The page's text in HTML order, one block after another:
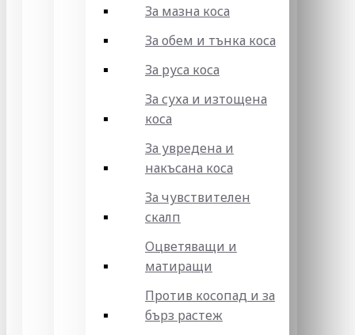
За мазна коса
За обем и тънка коса
За руса коса
За суха и изтощена
коса
За увредена и
накъсана коса
За чувствителен
скалп
Оцветяващи и
матиращи
Против косопад и за
бърз растеж